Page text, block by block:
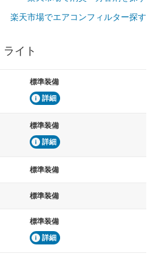
楽天市場でエアコンフィルター探す
ライト
標準装備
詳細
標準装備
詳細
標準装備
標準装備
標準装備
詳細